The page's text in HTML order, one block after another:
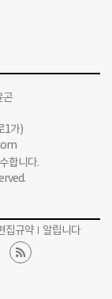
곤
1가)
합니다.
집규약 알립니다